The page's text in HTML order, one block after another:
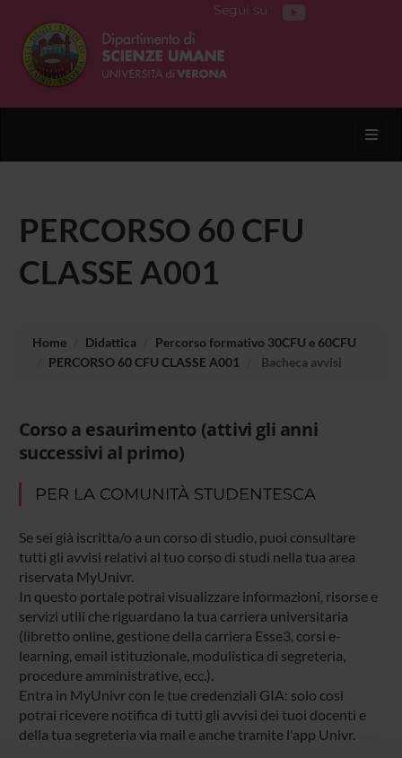
Segui su
PERCORSO 60 CFU
CLASSE A001
Home Didattica
Percorso formativo 30CFU e 60CFU
PERCORSO 60 CFU CLASSE A001
Bacheca avvisi
Corso a esaurimento (attivi gli anni
successivi al primo)
PER LA COMUNITÀ STUDENTESCA
Se sei già iscritta/o a un corso di studio, puoi consultare
tutti gli avvisi relativi al tuo corso di studi nella tua area
riservata MyUnivr.
In questo portale potrai visualizzare informazioni, risorse e
servizi utili che riguardano la tua carriera universitaria
(libretto online, gestione della carriera Esse3, corsi e-
learning, email istituzionale, modulistica di segreteria,
procedure amministrative, ecc.).
Entra in MyUnivr con le tue credenziali GIA: solo così
potrai ricevere notifica di tutti gli avvisi dei tuoi docenti e
della tua segreteria via mail e anche tramite l'app Univr.